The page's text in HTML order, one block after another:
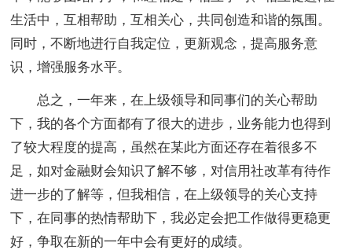
生活中，互相帮助，互相关心，共同创造和谐的氛围。
同时，不断地进行自我定位，更新观念，提高服务意
识，增强服务水平。
总之，一年来，在上级领导和同事们的关心帮助
下，我的各个方面都有了很大的进步，业务能力也得到
了较大程度的提高，虽然在某此方面还存在着很多不
足，如对金融财会知识了解不够，对信用社改革有待作
进一步的了解等，但我相信，在上级领导的关心支持
下，在同事的热情帮助下，我必定会把工作做得更稳更
好，争取在新的一年中会有更好的成绩。